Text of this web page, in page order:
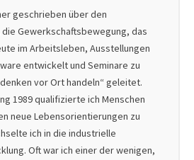
geschrieben über den
Gewerkschaftsbewegung, das
im Arbeitsleben, Ausstellungen
entwickelt und Seminare zu
vor Ort handeln“ geleitet.
1989 qualifizierte ich Menschen
neue Lebensorientierungen zu
ich in die industrielle
Oft war ich einer der wenigen,